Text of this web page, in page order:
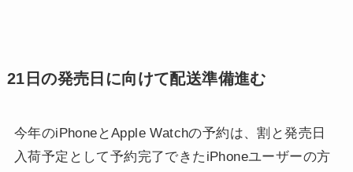
21日の発売日に向けて配送準備進む
今年のiPhoneとApple Watchの予約は、割と発売日
入荷予定として予約完了できたiPhoneユーザーの方